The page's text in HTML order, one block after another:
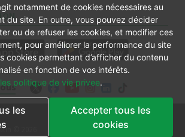
© 2026
Conditions générales
notamment de cookies nécessaires au
du site. En outre, vous pouvez décider
ou de refuser les cookies, et modifier ces
pour améliorer la performance du site
cookies permettant d’afficher du contenu
en fonction de vos intérêts.
les politique de vie privee.
les
Accepter tous les
cookies